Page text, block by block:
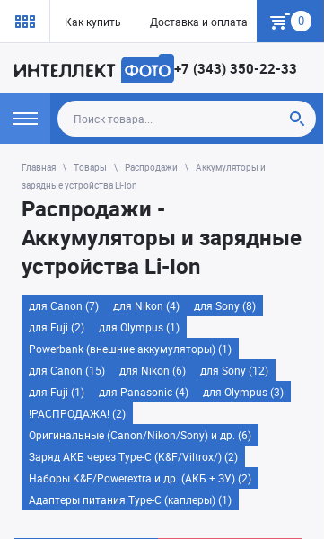
Как купить Доставка и оплата Гарантия
0
+7 (343) 350-22-33
Главная Товары Распродажи
Аккумуляторы и
зарядные устройства Li-Ion
Распродажи -
Аккумуляторы и зарядные
устройства Li-Ion
для Canon (7) для Nikon (4)
для Sony (8)
для Fuji (2)
для Olympus (1)
Powerbank (внешние аккумуляторы) (1)
для Canon (15)
для Nikon (6)
для Sony (12)
для Fuji (1)
для Panasonic (4)
для Olympus (3)
!РАСПРОДАЖА! (2)
Оригинальные (Canon/Nikon/Sony) и др. (6)
Заряд АКБ через Type-C (K&F/Viltrox/) (2)
Наборы K&F/Powerextra и др. (АКБ + ЗУ) (2)
Адаптеры питания Type-C (каплеры) (1)